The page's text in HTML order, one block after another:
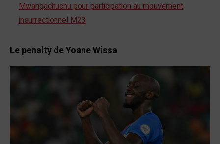
Mwangachuchu pour participation au mouvement
insurrectionnel M23
Le penalty de Yoane Wissa